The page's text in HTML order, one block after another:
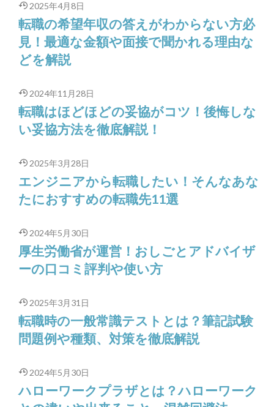
2025年4月8日
転職の希望年収の答えがわからない方必
見！最適な金額や面接で聞かれる理由な
どを解説
2024年11月28日
転職はほどほどの妥協がコツ！後悔しな
い妥協方法を徹底解説！
2025年3月28日
エンジニアから転職したい！そんなあな
たにおすすめの転職先11選
2024年5月30日
厚生労働省が運営！おしごとアドバイザ
ーの口コミ評判や使い方
2025年3月31日
転職時の一般常識テストとは？筆記試験
問題例や種類、対策を徹底解説
2024年5月30日
ハローワークプラザとは？ハローワーク